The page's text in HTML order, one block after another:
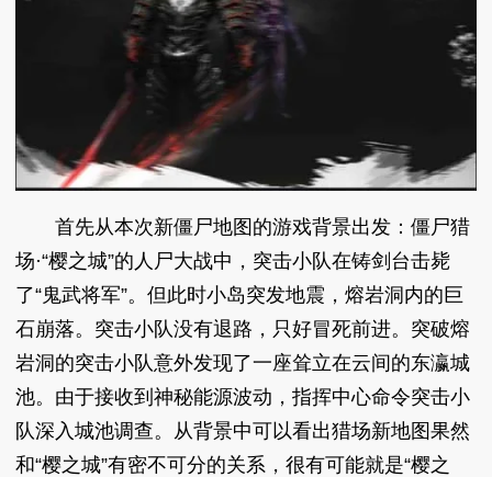
首先从本次新僵尸地图的游戏背景出发：僵尸猎
场·“樱之城”的人尸大战中，突击小队在铸剑台击毙
了“鬼武将军”。但此时小岛突发地震，熔岩洞内的巨
石崩落。突击小队没有退路，只好冒死前进。突破熔
岩洞的突击小队意外发现了一座耸立在云间的东瀛城
池。由于接收到神秘能源波动，指挥中心命令突击小
队深入城池调查。从背景中可以看出猎场新地图果然
和“樱之城”有密不可分的关系，很有可能就是“樱之